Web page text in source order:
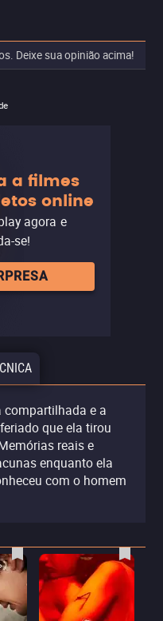
Deixe sua opinião acima!
a filmes
online
agora e
se!
compartilhada e a
que ela tirou
reais e
enquanto ela
com o homem